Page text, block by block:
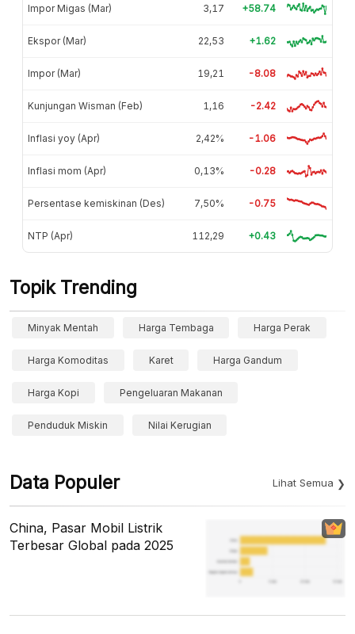
Impor Migas (Mar) 3,17 +58.74
Ekspor (Mar) 22,53 +1.62
Impor (Mar) 19,21 -8.08
Kunjungan Wisman (Feb) 1,16 -2.42
Inflasi yoy (Apr) 2,42% -1.06
Inflasi mom (Apr) 0,13% -0.28
Persentase kemiskinan (Des) 7,50% -0.75
NTP (Apr) 112,29 +0.43
Topik Trending
Minyak Mentah Harga Tembaga Harga Perak
Harga Komoditas Karet Harga Gandum
Harga Kopi Pengeluaran Makanan
Penduduk Miskin Nilai Kerugian
Data Populer Lihat Semua
China, Pasar Mobil Listrik
Terbesar Global pada 2025